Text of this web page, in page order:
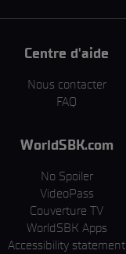
Centre d'aide
Nous contacter
FAQ
WorldSBK.com
No Spoiler
VideoPass
Couverture TV
WorldSBK Apps
Accessibility statement